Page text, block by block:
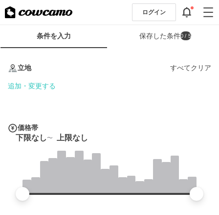
ログイン
条
条件を入力 保存した条件0 / 5
立地 すべてクリア
追加・変更する
価格帯
下限なし 上限なし